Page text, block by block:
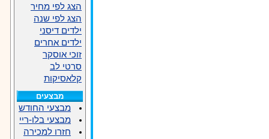
הצג לפי מחיר
הצג לפי שנה
ילדים דיסני
ילדים אחרים
זוכי אוסקר
סרטי לב
קלאסיקות
מבצעים
מבצעי החודש
מבצעי בלו-ריי
חזרו למכירה